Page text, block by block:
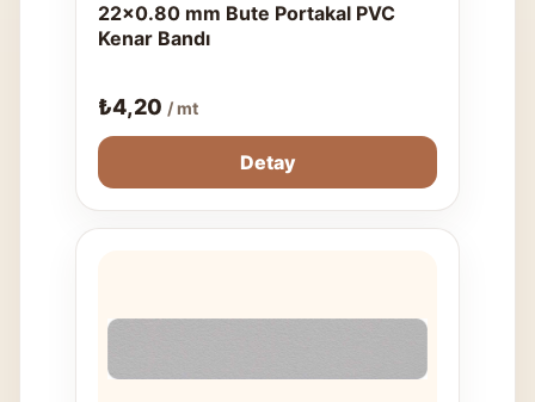
22x0.80 mm Bute Portakal PVC
Kenar Bandı
₺4,20 / mt
Detay